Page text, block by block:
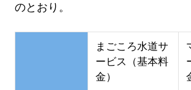
のとおり。
まごころ水道サ
ービス（基本料
金）